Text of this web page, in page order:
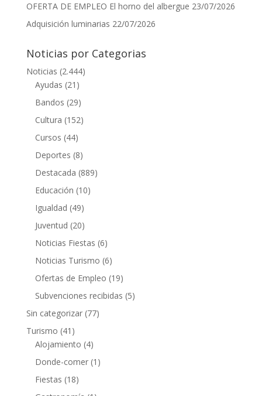
OFERTA DE EMPLEO El horno del albergue 23/07/2026
Adquisición luminarias 22/07/2026
Noticias por Categorias
Noticias (2.444)
Ayudas (21)
Bandos (29)
Cultura (152)
Cursos (44)
Deportes (8)
Destacada (889)
Educación (10)
Igualdad (49)
Juventud (20)
Noticias Fiestas (6)
Noticias Turismo (6)
Ofertas de Empleo (19)
Subvenciones recibidas (5)
Sin categorizar(77)
Turismo (41)
Alojamiento (4)
Donde-comer(1)
Fiestas (18)